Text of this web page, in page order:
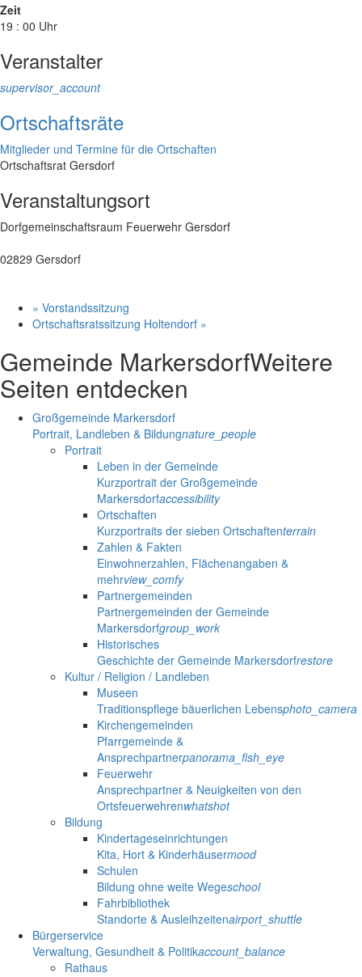
Zeit
19 : 00 Uhr
Veranstalter
supervisor_account
Ortschaftsräte
Mitglieder und Termine für die Ortschaften
Ortschaftsrat Gersdorf
Veranstaltungsort
Dorfgemeinschaftsraum Feuerwehr Gersdorf
02829 Gersdorf
« Vorstandssitzung
Ortschaftsratssitzung Holtendorf »
Gemeinde MarkersdorfWeitere
Seiten entdecken
Großgemeinde Markersdorf
Portrait, Landleben & Bildungnature_people
Portrait
Leben in der Gemeinde
Kurzportrait der Großgemeinde
Markersdorfaccessibility
Ortschaften
Kurzportraits der sieben Ortschaftenterrain
Zahlen & Fakten
Einwohnerzahlen, Flächenangaben &
mehrview_comfy
Partnergemeinden
Partnergemeinden der Gemeinde
Markersdorfgroup_work
Historisches
Geschichte der Gemeinde Markersdorfrestore
Kultur / Religion / Landleben
Museen
Traditionspflege bäuerlichen Lebensphoto_camera
Kirchengemeinden
Pfarrgemeinde &
Ansprechpartnerpanorama_fish_eye
Feuerwehr
Ansprechpartner & Neuigkeiten von den
Ortsfeuerwehrenwhatshot
Bildung
Kindertageseinrichtungen
Kita, Hort & Kinderhäusermood
Schulen
Bildung ohne weite Wegeschool
Fahrbibliothek
Standorte & Ausleihzeitenairport_shuttle
Bürgerservice
Verwaltung, Gesundheit & Politikaccount_balance
Rathaus